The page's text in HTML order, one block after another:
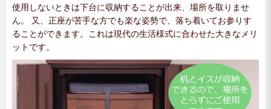
使用しないときは下台に収納することが出来、場所を取りませ
ん。 又、正座が苦手な方でも楽な姿勢で、落ち着いてお参りす
ることができます。これは現代の生活様式に合わせた大きなメリ
ットです。